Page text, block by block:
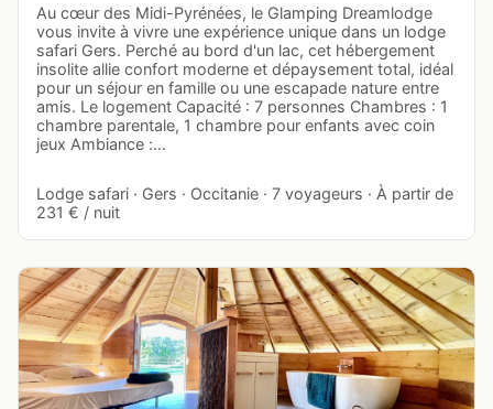
Au cœur des Midi-Pyrénées, le Glamping Dreamlodge
vous invite à vivre une expérience unique dans un lodge
safari Gers. Perché au bord d'un lac, cet hébergement
insolite allie confort moderne et dépaysement total, idéal
pour un séjour en famille ou une escapade nature entre
amis. Le logement Capacité : 7 personnes Chambres : 1
chambre parentale, 1 chambre pour enfants avec coin
jeux Ambiance :…
Lodge safari · Gers · Occitanie · 7 voyageurs · À partir de
231 € / nuit